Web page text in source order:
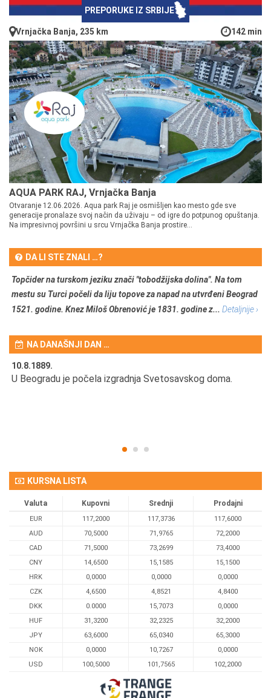
PREPORUKE IZ SRBIJE
Vrnjačka Banja, 235 km 142 min
AQUA PARK RAJ, Vrnjačka Banja
Otvaranje 12.06.2026. Aqua park Raj je osmišljen kao mesto gde sve
generacije pronalaze svoj način da uživaju – od igre do potpunog opuštanja.
Na impresivnoj površini u srcu Vrnjačka Banja prostire...
DA LI STE ZNALI …?
Topčider na turskom jeziku znači "tobodžijska dolina". Na tom
mestu su Turci počeli da liju topove za napad na utvrđeni Beograd
1521. godine. Knez Miloš Obrenović je 1831. godine z... Detaljnije ›
NA DANAŠNJI DAN …
10.8.1889.
U Beogradu je počela izgradnja Svetosavskog doma.
KURSNA LISTA
Valuta Kupovni Srednji Prodajni
EUR 117,2000 117,3736
117,6000
AUD
70,5000 71,9765
72,2000
CAD
71,5000 73,2699
73,4000
CNY
14,6500 15,1585
15,1500
HRK
0,0000 0,0000
0,0000
CZK
4,6500 4,8521
4,8400
DKK
0.0000 15,7073
0,0000
HUF
31,3200 32,2325
32,2000
JPY
63,6000 65,0340
65,3000
NOK
0,0000 10,7267
0,0000
USD
100,5000 101,7565 102,2000